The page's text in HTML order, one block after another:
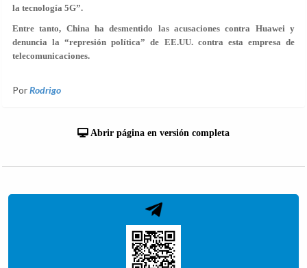
la tecnología 5G”.
Entre tanto, China ha desmentido las acusaciones contra Huawei y
denuncia la “represión política” de EE.UU. contra esta empresa de
telecomunicaciones.
PorRodrigo
Abrir página en versión completa